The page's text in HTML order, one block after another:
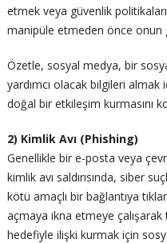
etmek veya güvenlik
manipüle etmeden önce onun
Özetle, sosyal medya, bir
yardımcı olacak bilgileri almak
doğal bir etkileşim kurmasını
2) Kimlik Avı (Phishing)
Genellikle bir e-posta veya
kimlik avı saldırısında, siber
kötü amaçlı bir bağlantıya
açmaya ikna etmeye
hedefiyle ilişki kurmak için